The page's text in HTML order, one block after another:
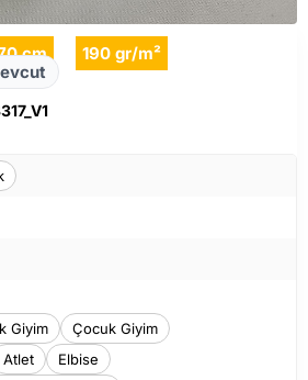
cm 190 gr/m²
Giyim
Çocuk Giyim
Atlet
Elbise